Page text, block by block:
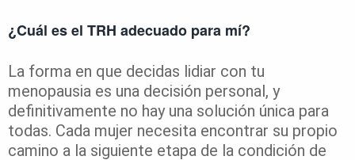
¿Cuál es el TRH adecuado para mí?
La forma en que decidas lidiar con tu
menopausia es una decisión personal, y
definitivamente no hay una solución única para
todas. Cada mujer necesita encontrar su propio
camino a la siguiente etapa de la condición de